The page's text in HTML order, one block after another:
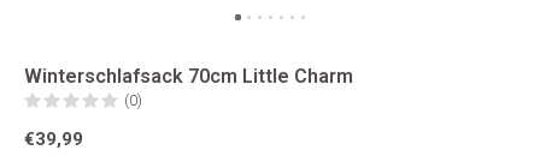
Winterschlafsack 70cm Little Charm
(0)
€39,99